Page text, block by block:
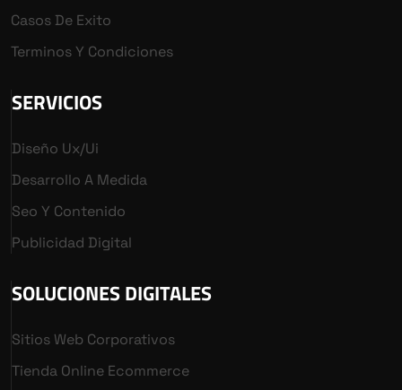
Casos De Exito
Terminos Y Condiciones
SERVICIOS
Diseño Ux/ui
Desarrollo A Medida
Seo Y Contenido
Publicidad Digital
SOLUCIONES DIGITALES
Sitios Web Corporativos
Tienda Online Ecommerce